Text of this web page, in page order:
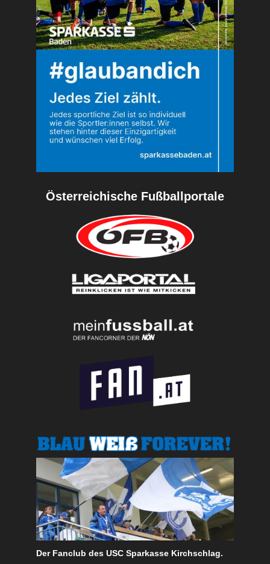
Österreichische Fußballportale
Der Fanclub des USC Sparkasse Kirchschlag.